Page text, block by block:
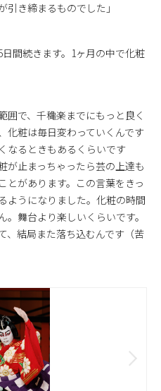
き締まるものでした」
間続きます。1ヶ月の中で化粧
囲で、千穐楽までにもっと良く
化粧は毎日変わっていくんです
なるときもあるくらいです
が止まっちゃったら芸の上達も
とがあります。この言葉をきっ
ようになりました。化粧の時間
舞台より楽しいくらいです。
、結局また落ち込むんです（苦